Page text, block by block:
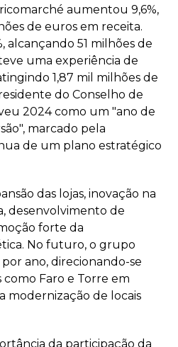
aumentou 9,6%,
de euros em receita.
alcançando 51 milhões de
uma experiência de
1,87 mil milhões de
do Conselho de
2024 como um "ano de
marcado pela
de um plano estratégico
das lojas, inovação na
desenvolvimento de
forte da
No futuro, o grupo
ano, direcionando-se
como Faro e Torre em
modernização de locais
da participação da